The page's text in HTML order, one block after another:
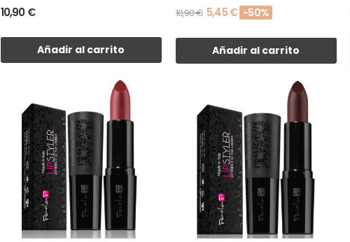
10,90 €
Añadir al carrito
10,90 € 5,45 € -50%
Añadir al carrito